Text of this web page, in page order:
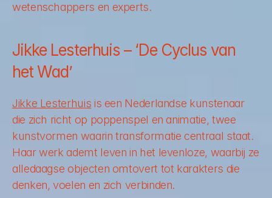
wetenschappers en experts.
Jikke Lesterhuis – ‘De Cyclus van
het Wad’
Jikke Lesterhuis is een Nederlandse kunstenaar
die zich richt op poppenspel en animatie, twee
kunstvormen waarin transformatie centraal staat.
Haar werk ademt leven in het levenloze, waarbij ze
alledaagse objecten omtovert tot karakters die
denken, voelen en zich verbinden.